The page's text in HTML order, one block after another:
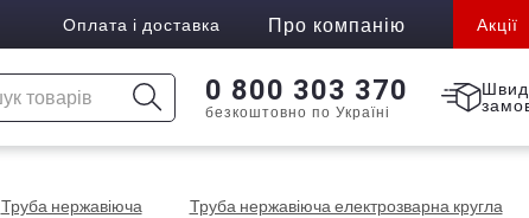
Оплата і доставка Про компанію Акції
0 800 303 370
безкоштовно по Україні
Труба нержавіюча
Труба нержавіюча електрозварна кругла